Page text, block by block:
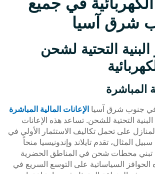
شرق آسيا
البنية التحتية لشحن
المباشرة
جنوب شرق آسيا الإعانات المالية المباشرة
التحتية للشحن. تساعد هذه الإعانات
على تحمل تكاليف الاستثمار الأولي في
المثال، تقدم تايلاند وإندونيسيا منحاً
تبني محطات شحن في المناطق الحضرية
الحوافز السياساتية على التوسع السريع في